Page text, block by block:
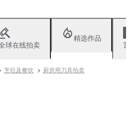
球在线拍卖
精选作品
烹饪及餐饮 厨房用刀具拍卖